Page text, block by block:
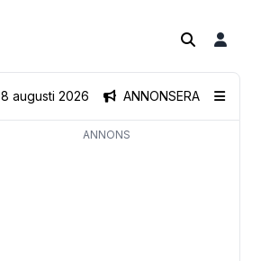
ANNONSERA
8 augusti 2026
ANNONS